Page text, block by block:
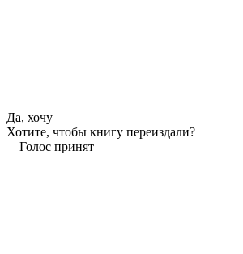
Да, хочу
Хотите, чтобы книгу переиздали?
Голос принят